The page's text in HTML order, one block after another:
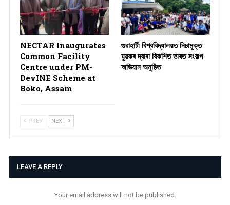
NECTAR Inaugurates
Common Facility
Centre under PM-
DevINE Scheme at
Boko, Assam
গুৱাহাটী বিশ্ববিদ্যালয়ত নিচামুক্ত
যুৱকৰ দ্বাৰা বিকশিত ভাৰত সংকল্প
অভিযান অনুষ্ঠিত
PREV NEXT
LEAVE A REPLY
Your email address will not be published.